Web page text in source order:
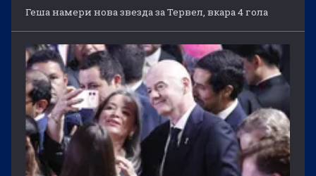
Геша намери нова звезда за Тервел, вкара 4 гола